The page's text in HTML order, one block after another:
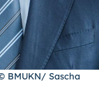
BMUKN/ Sascha